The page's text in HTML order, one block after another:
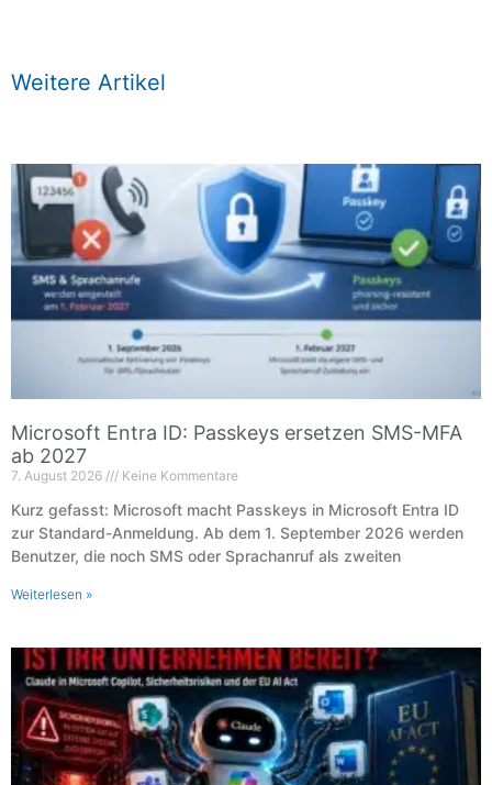
Weitere Artikel
Microsoft Entra ID: Passkeys ersetzen SMS-MFA
ab 2027
7. August 2026 Keine Kommentare
Kurz gefasst: Microsoft macht Passkeys in Microsoft Entra ID
zur Standard-Anmeldung. Ab dem 1. September 2026 werden
Benutzer, die noch SMS oder Sprachanruf als zweiten
Weiterlesen »